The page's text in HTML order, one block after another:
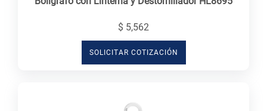
$ 5,562
SOLICITAR COTIZACIÓN